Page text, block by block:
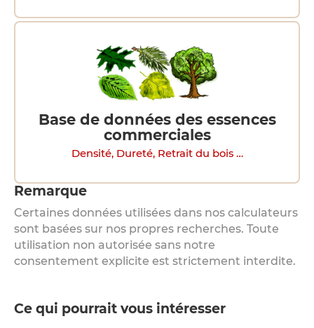
Base de données des essences
commerciales
Densité, Dureté, Retrait du bois …
Remarque
Certaines données utilisées dans nos calculateurs
sont basées sur nos propres recherches. Toute
utilisation non autorisée sans notre
consentement explicite est strictement interdite.
Ce qui pourrait vous intéresser